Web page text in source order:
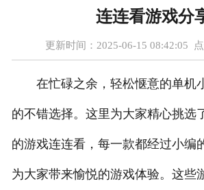
连连看游戏分
更新时间：2025-06-15 08:42:05 点
在忙碌之余，轻松惬意的单机
的不错选择。这里为大家精心挑选
的游戏连连看，每一款都经过小编
为大家带来愉悦的游戏体验。这些